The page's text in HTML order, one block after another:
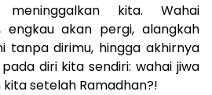
meninggalkan kita. Wahai
engkau akan pergi, alangkah
tanpa dirimu, hingga akhirnya
diri kita sendiri: wahai jiwa
setelah Ramadhan?!